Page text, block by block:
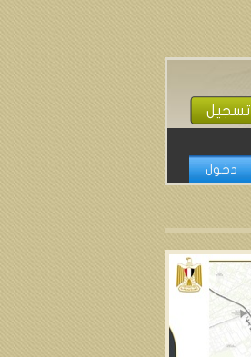
تسجيل
دخول